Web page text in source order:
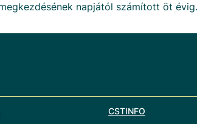
napjától számított öt évig.
CSTINFO